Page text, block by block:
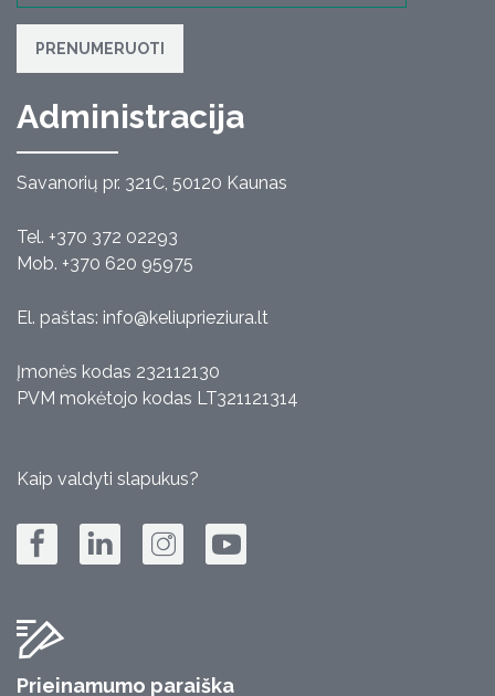
PRENUMERUOTI
Administracija
Savanorių pr. 321C, 50120 Kaunas
Tel. +370 372 02293
Mob. +370 620 95975
El. paštas: info@keliuprieziura.lt
Įmonės kodas 232112130
PVM mokėtojo kodas LT321121314
Kaip valdyti slapukus?
Prieinamumo paraiška